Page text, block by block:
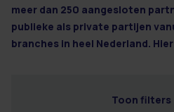
meer dan 250 aangesloten
publieke als private partijen
branches in heel Nederland.
Toon filters